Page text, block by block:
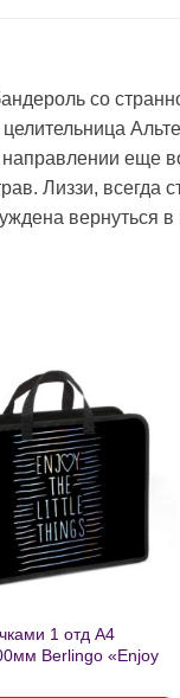
со
еще
Лиззи, всегда
вернуться
Добавить
в список
желаний
1 отд А4
Berlingo «Enjoy